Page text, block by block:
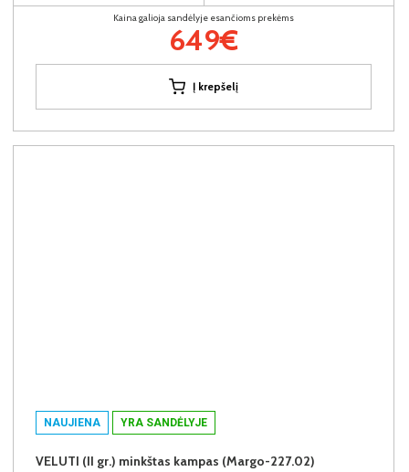
Kaina galioja sandėlyje esančioms prekėms
649€
Į krepšelį
NAUJIENA YRA SANDĖLYJE
VELUTI (II gr.) minkštas kampas (Margo-227.02)